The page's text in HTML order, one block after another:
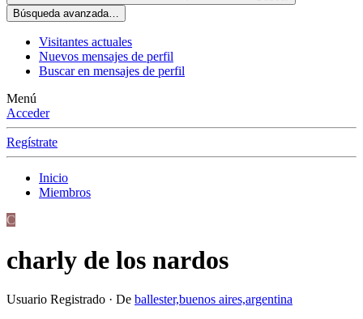
Búsqueda avanzada…
Visitantes actuales
Nuevos mensajes de perfil
Buscar en mensajes de perfil
Menú
Acceder
Regístrate
Inicio
Miembros
C
charly de los nardos
Usuario Registrado · De ballester,buenos aires,argentina